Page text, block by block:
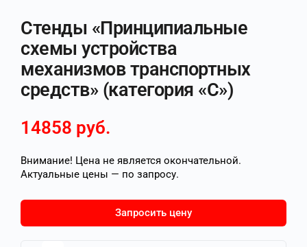
Стенды «Принципиальные
схемы устройства
механизмов транспортных
средств» (категория «C»)
14858 руб.
Внимание! Цена не является окончательной.
Актуальные цены — по запросу.
Запросить цену